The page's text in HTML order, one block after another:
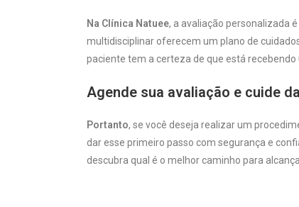
Na Clínica Natuee, a avaliação personalizada
multidisciplinar oferecem um plano de
paciente tem a certeza de que está recebendo
Agende sua avaliação e cuide
Portanto, se você deseja realizar um
dar esse primeiro passo com segurança e
descubra qual é o melhor caminho para